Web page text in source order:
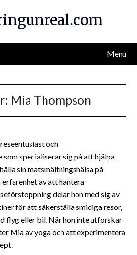
Menu
Mia Thompson
och
specialiserar sig på att hjälpa
sin matsmältningshälsa på
av att hantera
delar hon med sig av
för att säkerställa smidiga resor,
flyg eller bil. När hon inte utforskar
Mia av yoga och att experimentera